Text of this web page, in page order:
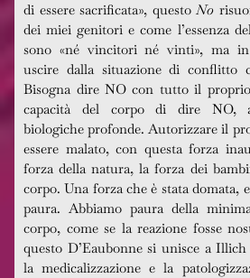
di essere sacrificata», questoNo
dei miei genitori e come l’essenza
sono «né vincitori né vinti», ma
uscire dalla situazione di conflitto
Bisogna dire NO con tutto il proprio
capacità del corpo di dire NO,
biologiche profonde. Autorizzare il
essere malato, con questa forza
forza della natura, la forza dei
corpo. Una forza che è stata domata,
paura. Abbiamo paura della
corpo, come se la reazione fosse
questo D’Eaubonne si unisce a
la medicalizzazione e la